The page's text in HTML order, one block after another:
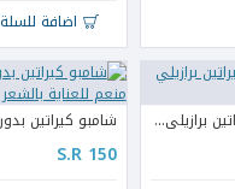
اضافة للسلة
شامبو خالي من السلفات وكيراتين برازيلي لتنعيم ومنع تساقط الشعر
S.R 150